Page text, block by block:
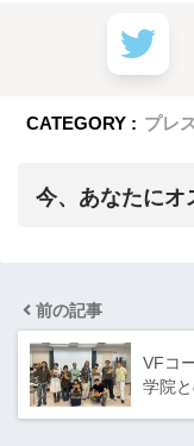
CATEGORY : プレ
今、あなたにオ
前の記事
VFコ
学院